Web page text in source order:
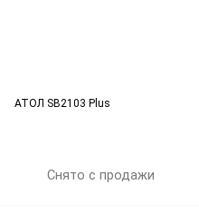
АТОЛ SB2103 Plus
Снято с продажи